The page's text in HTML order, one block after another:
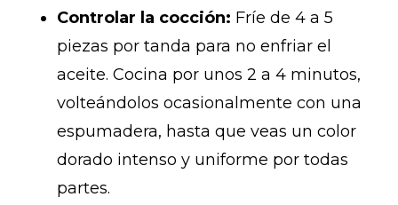
Controlar la cocción: Fríe de 4 a 5
piezas por tanda para no enfriar el
aceite. Cocina por unos 2 a 4 minutos,
volteándolos ocasionalmente con una
espumadera, hasta que veas un color
dorado intenso y uniforme por todas
partes.